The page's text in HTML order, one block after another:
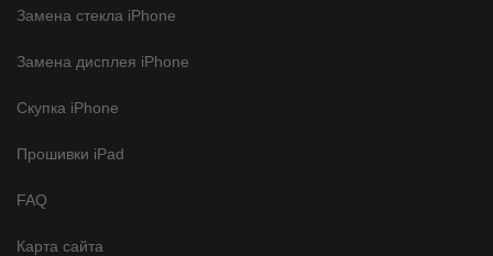
Замена стекла iPhone
Замена дисплея iPhone
Скупка iPhone
Прошивки iPad
FAQ
Карта сайта